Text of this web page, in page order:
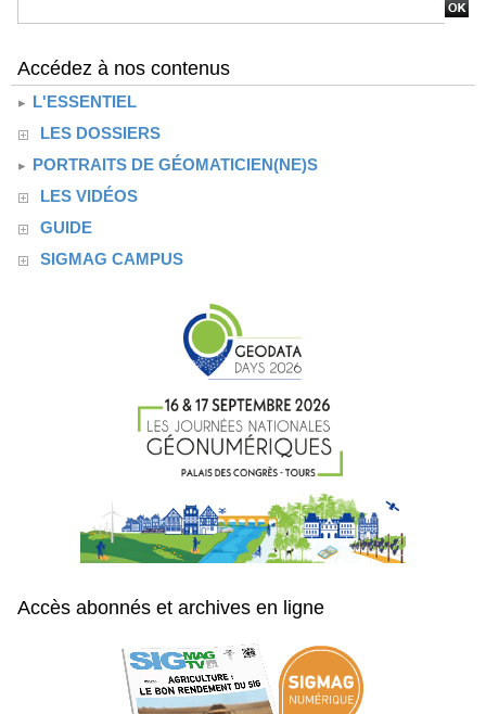
Accédez à nos contenus
L'ESSENTIEL
LES DOSSIERS
PORTRAITS DE GÉOMATICIEN(NE)S
LES VIDÉOS
GUIDE
SIGMAG CAMPUS
Accès abonnés et archives en ligne